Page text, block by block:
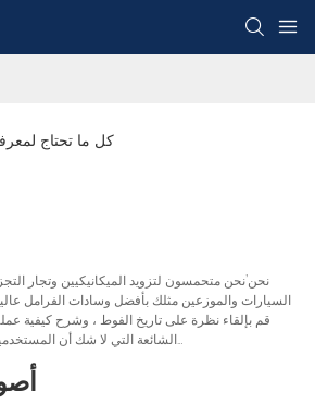
كل ما تحتاج
السيارات والموزعين مثلك بأفضل وسادات الفرامل عالية
قم بإلقاء نظرة على تاريخ الفوط ، وشرح كيفية
الشائعة التي لا شك أن المستخدمين النهائيين سيطرحونها عليك…